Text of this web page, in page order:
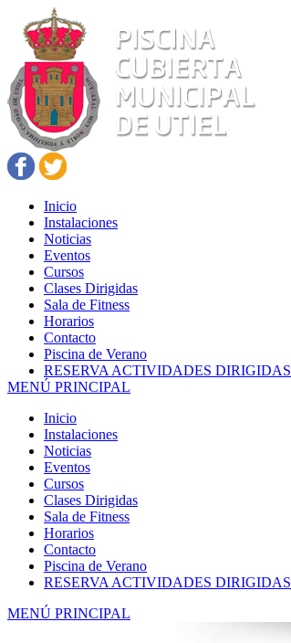
Inicio
Instalaciones
Noticias
Eventos
Cursos
Clases Dirigidas
Sala de Fitness
Horarios
Contacto
Piscina de Verano
RESERVA ACTIVIDADES DIRIGIDAS
MENÚ PRINCIPAL
Inicio
Instalaciones
Noticias
Eventos
Cursos
Clases Dirigidas
Sala de Fitness
Horarios
Contacto
Piscina de Verano
RESERVA ACTIVIDADES DIRIGIDAS
MENÚ PRINCIPAL